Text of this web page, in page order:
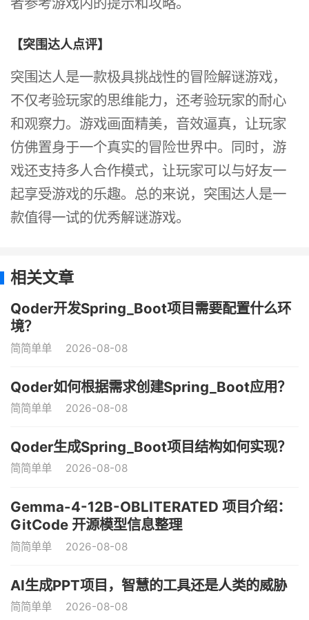
【突围达人点评】
突围达人是一款极具挑战性的冒险解谜游戏，
不仅考验玩家的思维能力，还考验玩家的耐心
和观察力。游戏画面精美，音效逼真，让玩家
仿佛置身于一个真实的冒险世界中。同时，游
戏还支持多人合作模式，让玩家可以与好友一
起享受游戏的乐趣。总的来说，突围达人是一
款值得一试的优秀解谜游戏。
相关文章
Qoder开发Spring_Boot项目需要配置什么环
境？
简简单单 2026-08-08
Qoder如何根据需求创建Spring_Boot应用？
简简单单 2026-08-08
Qoder生成Spring_Boot项目结构如何实现？
简简单单 2026-08-08
Gemma-4-12B-OBLITERATED 项目介绍：
GitCode 开源模型信息整理
简简单单 2026-08-08
AI生成PPT项目，智慧的工具还是人类的威胁
简简单单 2026-08-08